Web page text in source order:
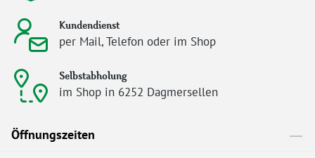
Kundendienst
per Mail, Telefon oder im Shop
Selbstabholung
im Shop in 6252 Dagmersellen
Öffnungszeiten